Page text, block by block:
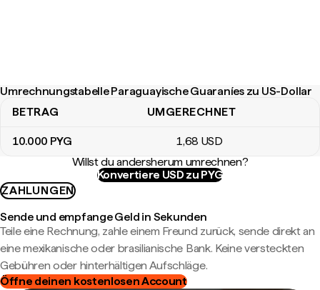
Umrechnungstabelle Paraguayische Guaraníes zu US-Dollar
Umrechnungstabelle Paraguayische Guaraníes zu US-Dollar
BETRAG UMGERECHNET
10.000 PYG 1,68 USD
Willst du andersherum umrechnen?
Konvertiere USD zu PYG
ZAHLUNGEN
Sende und empfange Geld in Sekunden
Teile eine Rechnung, zahle einem Freund zurück, sende direkt an
eine mexikanische oder brasilianische Bank. Keine versteckten
Gebühren oder hinterhältigen Aufschläge.
Öffne deinen kostenlosen Account